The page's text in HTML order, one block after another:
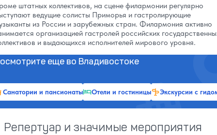
штатных коллективов, на сцене филармонии регулярно
ведущие солисты Приморья и гастролирующие
из России и зарубежных стран. Филармония активно
организацией гастролей российских
и выдающихся исполнителей мирового уровня.
еще во Владивостоке
Санатории и пансионаты Отели и гостиницы Экскурсии с
Репертуар и значимые мероприятия